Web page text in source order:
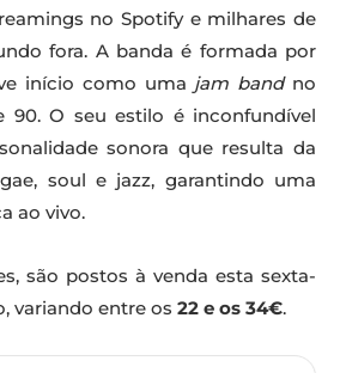
no Spotify e milhares de
fora. A banda é formada por
início como uma jam bandno
90. O seu estilo é inconfundível
sonora que resulta da
soul e jazz, garantindo uma
ao vivo.
são postos à venda esta sexta-
variando entre os 22 e os 34€.